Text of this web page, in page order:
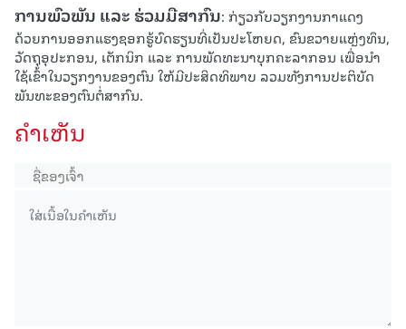
ການພົວພັນ ແລະ ຮ່ວມມືສາກົນ: ກ່ຽວກັບວຽກງານກາແດງ
ດ້ວຍການອອກແຮງຊອກຮູ້ບົດຮຽນທີ່ເປັນປະໂຫຍດ, ຂົນຂວາຍແຫຼ່ງທຶນ,
ວັດຖຸອຸປະກອນ, ເຕັກນິກ ແລະ ການພັດທະນາບຸກຄະລາກອນ ເພື່ອນຳ
ໃຊ້ເຂົ້າໃນວຽກງານຂອງຕົນ ໃຫ້ມີປະສິດທິພາບ ລວມທັງການປະຕິບັດ
ພັນທະຂອງຕົນຕໍ່ສາກົນ.
ຄໍາເຫັນ